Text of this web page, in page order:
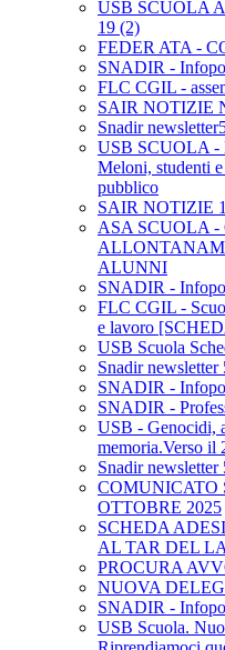
USB SCUOLA
19 (2)
FEDER ATA -
SNADIR -
FLC CGIL -
SAIR NOTIZIE
Snadir
USB SCUOLA -
Meloni, studenti
pubblico
SAIR NOTIZIE
ASA SCUOLA
ALUNNI
SNADIR -
FLC CGIL -
e lavoro
USB Scuola
Snadir newsletter
SNADIR -
SNADIR -
USB - Genocidi,
memoria.Verso il
Snadir newsletter
COMUNICATO
OTTOBRE 2025
SCHEDA
AL TAR DEL
PROCURA
NUOVA
SNADIR -
USB Scuola.